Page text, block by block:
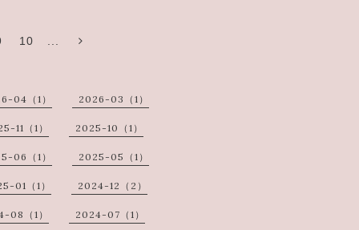
10
04（1） 2026-03（1）
11（1） 2025-10（1）
06（1） 2025-05（1）
01（1） 2024-12（2）
08（1） 2024-07（1）